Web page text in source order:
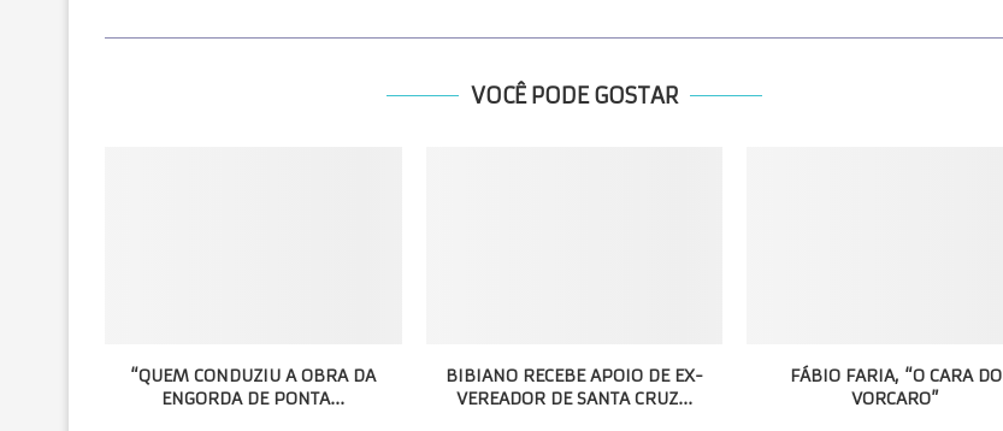
VOCÊ PODE GOSTAR
“QUEM CONDUZIU A OBRA DA
ENGORDA DE PONTA...
BIBIANO RECEBE APOIO DE EX-
VEREADOR DE SANTA CRUZ...
FÁBIO FARIA, “O CARA DO
VORCARO”